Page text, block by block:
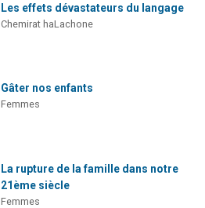
Les effets dévastateurs du langage
Chemirat haLachone
Gâter nos enfants
Femmes
La rupture de la famille dans notre
21ème siècle
Femmes